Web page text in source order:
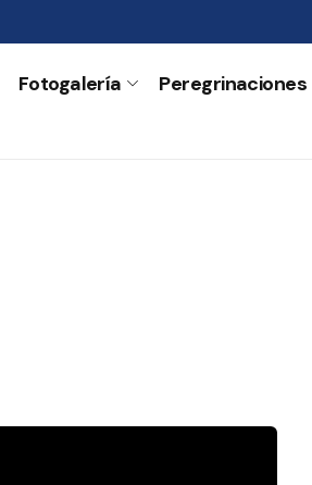
Fotogalería Peregrinaciones